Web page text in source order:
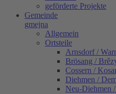
geförderte Projekte
Gemeinde
gmejna
Allgemein
Ortsteile
Arnsdorf /
Brösang /
Cossern /
Diehmen /
Neu-Diehmen